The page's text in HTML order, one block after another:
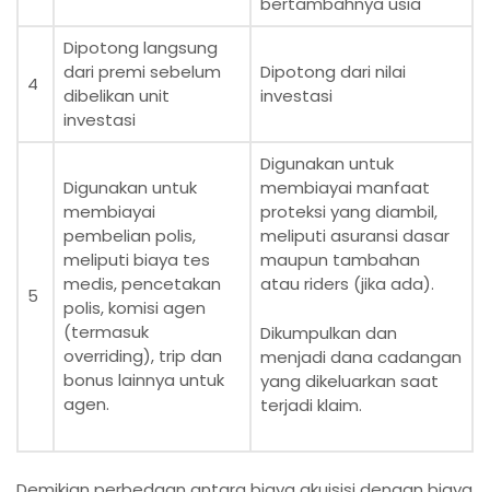
4
Dipotong langsung
dari premi sebelum
dibelikan unit
investasi
Dipotong dari nilai
investasi
5
Digunakan untuk
membiayai
pembelian polis,
meliputi biaya tes
medis, pencetakan
polis, komisi agen
(termasuk
overriding), trip dan
bonus lainnya untuk
agen.
Digunakan untuk
membiayai manfaat
proteksi yang diambil,
meliputi asuransi dasar
maupun tambahan
atau riders (jika ada).
Dikumpulkan dan
menjadi dana cadangan
yang dikeluarkan saat
terjadi klaim.